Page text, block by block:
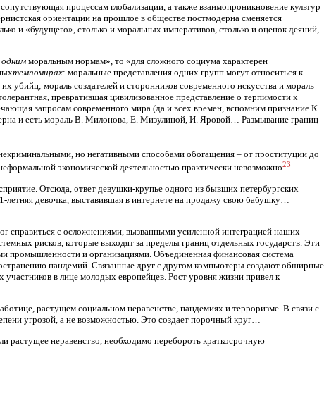
процессам глобализации, а также взаимопроникновение культур
ориентации на прошлое в обществе постмодерна сменяется
и «будущего», столько и моральных императивов, столько и оценок деяний,
одним моральным нормам», то «для сложного социума характерен
темпомирах: моральные представления одних групп могут относиться к
убийц; мораль создателей и сторонников современного искусства и мораль
превратившая цивилизованное представление о терпимости к
запросам современного мира (да и всех времен, вспомним признание К.
и есть мораль В. Милонова, Е. Мизулиной, И. Яровой… Размывание границ
но негативными способами обогащения – от проституции до
экономической деятельностью практически невозможно23.
Отсюда, ответ девушки-крупье одного из бывших петербургских
девочка, выставившая в интернете на продажу свою бабушку…
справиться с осложнениями, вызванными усиленной интеграцией наших
рисков, которые выходят за пределы границ отдельных государств. Эти
промышленности и организациями. Объединенная финансовая система
пандемий. Связанные друг с другом компьютеры создают обширные
в лице молодых европейцев. Рост уровня жизни привел к
растущем социальном неравенстве, пандемиях и терроризме. В связи с
угрозой, а не возможностью. Это создает порочный круг…
растущее неравенство, необходимо перебороть краткосрочную